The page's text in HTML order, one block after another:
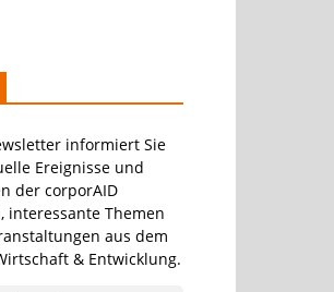
informiert Sie
Ereignisse und
der corporAID
interessante Themen
aus dem
& Entwicklung.